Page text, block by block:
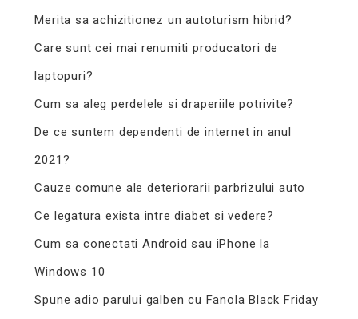
Merita sa achizitionez un autoturism hibrid?
Care sunt cei mai renumiti producatori de
laptopuri?
Cum sa aleg perdelele si draperiile potrivite?
De ce suntem dependenti de internet in anul
2021?
Cauze comune ale deteriorarii parbrizului auto
Ce legatura exista intre diabet si vedere?
Cum sa conectati Android sau iPhone la
Windows 10
Spune adio parului galben cu Fanola Black Friday